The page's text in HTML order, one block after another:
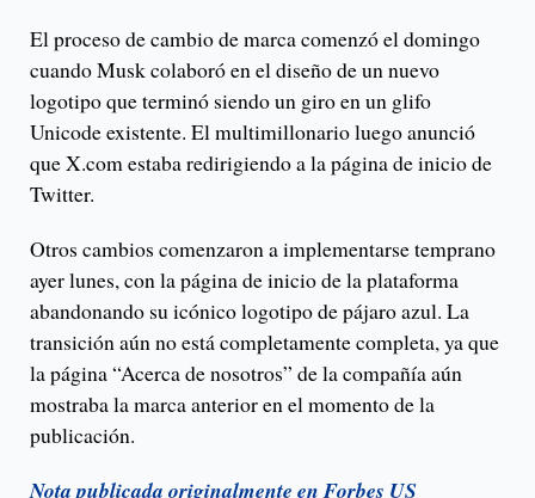
El proceso de cambio de marca comenzó el domingo
cuando Musk colaboró en el diseño de un nuevo
logotipo que terminó siendo un giro en un glifo
Unicode existente. El multimillonario luego anunció
que X.com estaba redirigiendo a la página de inicio de
Twitter.
Otros cambios comenzaron a implementarse temprano
ayer lunes, con la página de inicio de la plataforma
abandonando su icónico logotipo de pájaro azul. La
transición aún no está completamente completa, ya que
la página “Acerca de nosotros” de la compañía aún
mostraba la marca anterior en el momento de la
publicación.
Nota publicada originalmente en Forbes US